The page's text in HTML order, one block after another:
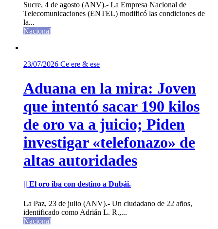
Sucre, 4 de agosto (ANV).- La Empresa Nacional de
Telecomunicaciones (ENTEL) modificó las condiciones de
la...
Nacional
23/07/2026 Ce ere & ese
Aduana en la mira: Joven
que intentó sacar 190 kilos
de oro va a juicio; Piden
investigar «telefonazo» de
altas autoridades
|| El oro iba con destino a Dubái.
La Paz, 23 de julio (ANV).- Un ciudadano de 22 años,
identificado como Adrián L. R.,...
Nacional